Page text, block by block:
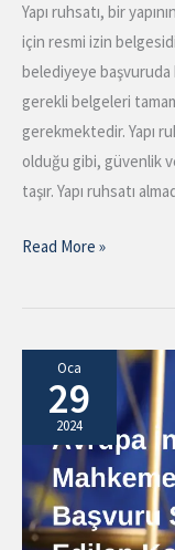
Yapı ruhsatı, bir
için resmi izin
belediyeye
gerekli belgeleri
gerekmektedir. Yapı
olduğu gibi, güvenlik
taşır. Yapı ruhsatı
Read More »
Oca
29
2024
Avrupa
İnsan
Hakları
Mahkemesine
Başvuru